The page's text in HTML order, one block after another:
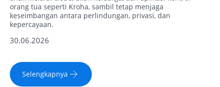
orang tua seperti Kroha, sambil tetap menjaga
keseimbangan antara perlindungan, privasi, dan
kepercayaan.
30.06.2026
Selengkapnya